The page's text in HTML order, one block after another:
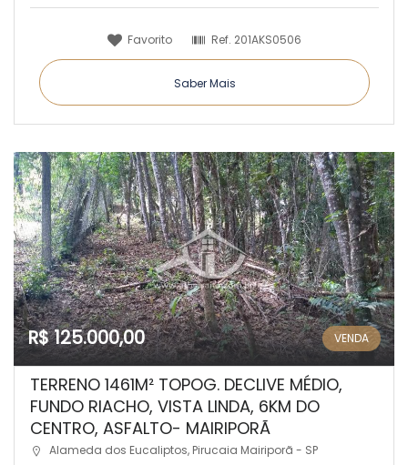
Favorito Ref. 201AKS0506
Saber Mais
R$ 125.000,00 VENDA
TERRENO 1461M² TOPOG. DECLIVE MÉDIO,
FUNDO RIACHO, VISTA LINDA, 6KM DO
CENTRO, ASFALTO- MAIRIPORÃ
Alameda dos Eucaliptos, Pirucaia Mairiporã - SP